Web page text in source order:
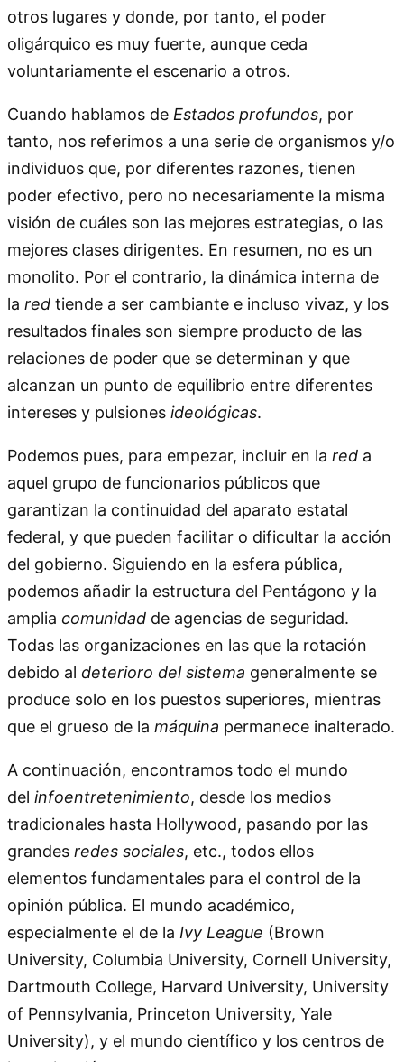
otros lugares y donde, por tanto, el poder
oligárquico es muy fuerte, aunque ceda
voluntariamente el escenario a otros.
Cuando hablamos de Estados profundos, por
tanto, nos referimos a una serie de organismos y/o
individuos que, por diferentes razones, tienen
poder efectivo, pero no necesariamente la misma
visión de cuáles son las mejores estrategias, o las
mejores clases dirigentes. En resumen, no es un
monolito. Por el contrario, la dinámica interna de
la red tiende a ser cambiante e incluso vivaz, y los
resultados finales son siempre producto de las
relaciones de poder que se determinan y que
alcanzan un punto de equilibrio entre diferentes
intereses y pulsiones ideológicas.
Podemos pues, para empezar, incluir en la red a
aquel grupo de funcionarios públicos que
garantizan la continuidad del aparato estatal
federal, y que pueden facilitar o dificultar la acción
del gobierno. Siguiendo en la esfera pública,
podemos añadir la estructura del Pentágono y la
amplia comunidad de agencias de seguridad.
Todas las organizaciones en las que la rotación
debido al deterioro del sistema generalmente se
produce solo en los puestos superiores, mientras
que el grueso de la máquina permanece inalterado.
A continuación, encontramos todo el mundo
del infoentretenimiento, desde los medios
tradicionales hasta Hollywood, pasando por las
grandes redes sociales, etc., todos ellos
elementos fundamentales para el control de la
opinión pública. El mundo académico,
especialmente el de la Ivy League (Brown
University, Columbia University, Cornell University,
Dartmouth College, Harvard University, University
of Pennsylvania, Princeton University, Yale
University), y el mundo científico y los centros de